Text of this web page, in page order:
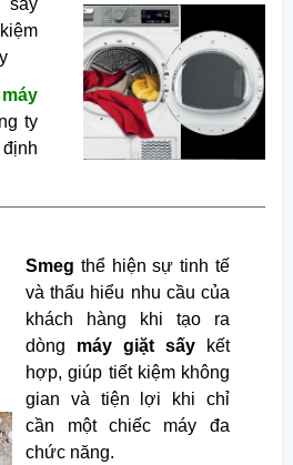
sấy
máy
ty
Smeg thể hiện sự tinh tế
và thấu hiểu nhu cầu của
khách hàng khi tạo ra
dòng máy giặt sấykết
hợp, giúp tiết kiệm không
gian và tiện lợi khi chỉ
cần một chiếc máy đa
chức năng.